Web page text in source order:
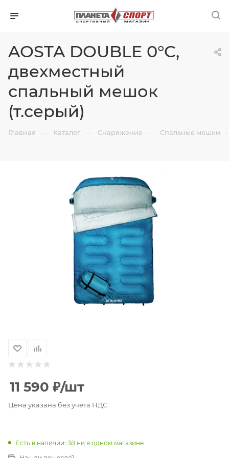
AOSTA DOUBLE 0°C,
двехместный
спальный мешок
(т.серый)
Главная — Каталог — Снаряжение — Спальные мешки
11 590 ₽/шт
Цена указана без учета НДС
Есть в наличии: 38 ни в одном магазине